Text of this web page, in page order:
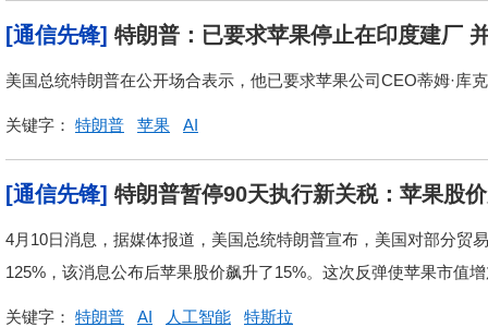
[通信先锋] 特朗普：已要求苹果停止在印度建厂
美国总统特朗普在公开场合表示，他已要求苹果公司CEO蒂姆·库
关键字： 特朗普 苹果 AI
[通信先锋] 特朗普暂停90天执行新关税：苹果股
4月10日消息，据媒体报道，美国总统特朗普宣布，美国对部分贸
125%，该消息公布后苹果股价飙升了15%。这次反弹使苹果市值
关键字： 特朗普 AI 人工智能 特斯拉